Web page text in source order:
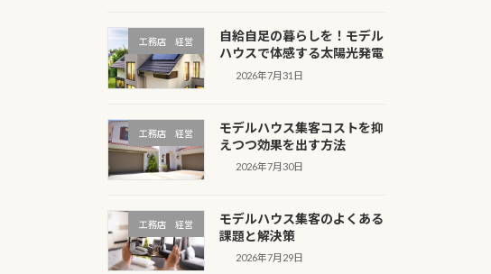
工務店 経営
自給自足の暮らしを！モデル
ハウスで体感する太陽光発電
2026年7月31日
工務店 経営
モデルハウス集客コストを抑
えつつ効果を出す方法
2026年7月30日
工務店 経営
モデルハウス集客のよくある
課題と解決策
2026年7月29日